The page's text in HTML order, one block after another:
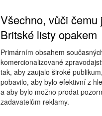
Všechno, vůči čemu
Britské listy opakem
Primárním obsahem
komercionalizované
tak, aby zaujalo široké
pobavilo, aby bylo efektivní z
a aby bylo možno prodat
zadavatelům reklamy.